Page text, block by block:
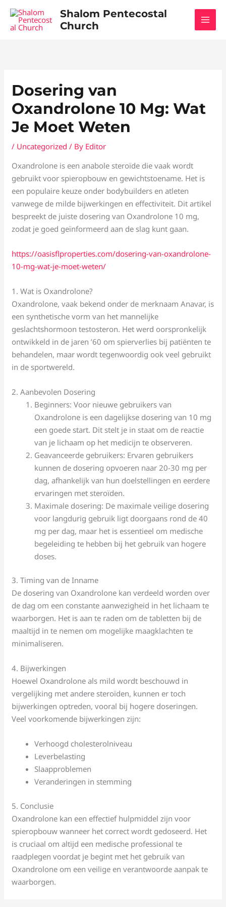
content
Shalom Pentecostal
Church
Dosering van
Oxandrolone 10 Mg: Wat
Je Moet Weten
/ Uncategorized / By Editor
Oxandrolone is een anabole steroïde die vaak wordt
gebruikt voor spieropbouw en gewichtstoename. Het is
een populaire keuze onder bodybuilders en atleten
vanwege de milde bijwerkingen en effectiviteit. Dit artikel
bespreekt de juiste dosering van Oxandrolone 10 mg,
zodat je goed geïnformeerd aan de slag kunt gaan.
https://oasisflproperties.com/dosering-van-oxandrolone-
10-mg-wat-je-moet-weten/
1. Wat is Oxandrolone?
Oxandrolone, vaak bekend onder de merknaam Anavar, is
een synthetische vorm van het mannelijke
geslachtshormoon testosteron. Het werd oorspronkelijk
ontwikkeld in de jaren ’60 om spierverlies bij patiënten te
behandelen, maar wordt tegenwoordig ook veel gebruikt
in de sportwereld.
2. Aanbevolen Dosering
Beginners: Voor nieuwe gebruikers van
Oxandrolone is een dagelijkse dosering van 10 mg
een goede start. Dit stelt je in staat om de reactie
van je lichaam op het medicijn te observeren.
Geavanceerde gebruikers: Ervaren gebruikers
kunnen de dosering opvoeren naar 20-30 mg per
dag, afhankelijk van hun doelstellingen en eerdere
ervaringen met steroïden.
Maximale dosering: De maximale veilige dosering
voor langdurig gebruik ligt doorgaans rond de 40
mg per dag, maar het is essentieel om medische
begeleiding te hebben bij het gebruik van hogere
doses.
3. Timing van de Inname
De dosering van Oxandrolone kan verdeeld worden over
de dag om een constante aanwezigheid in het lichaam te
waarborgen. Het is aan te raden om de tabletten bij de
maaltijd in te nemen om mogelijke maagklachten te
minimaliseren.
4. Bijwerkingen
Hoewel Oxandrolone als mild wordt beschouwd in
vergelijking met andere steroïden, kunnen er toch
bijwerkingen optreden, vooral bij hogere doseringen.
Veel voorkomende bijwerkingen zijn:
Verhoogd cholesterolniveau
Leverbelasting
Slaapproblemen
Veranderingen in stemming
5. Conclusie
Oxandrolone kan een effectief hulpmiddel zijn voor
spieropbouw wanneer het correct wordt gedoseerd. Het
is cruciaal om altijd een medische professional te
raadplegen voordat je begint met het gebruik van
Oxandrolone om een veilige en verantwoorde aanpak te
waarborgen.